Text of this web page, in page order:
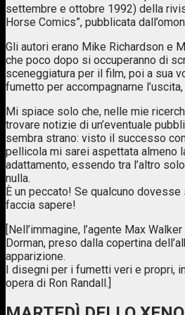
settembre e ottobre 1992) della
Horse Comics”, pubblicata
Gli autori erano Mike Richardson e
che poco dopo si occuperanno di
sceneggiatura per il film, poi a sua
fumetto per accompagnarne
Mi spiace solo che, nelle mie
trovare notizie di un’eventuale
sembra strano: visto il successo
pellicola mi sarei aspettata almeno
adattamento, essendo tra l’altro
nulla.
È un peccato! Se qualcuno
faccia sapere!
[Nell’immagine, l’agente Max
Dorman, preso dalla copertina
apparizione.
I disegni per i fumetti veri e propri,
opera di Ron Randall.]